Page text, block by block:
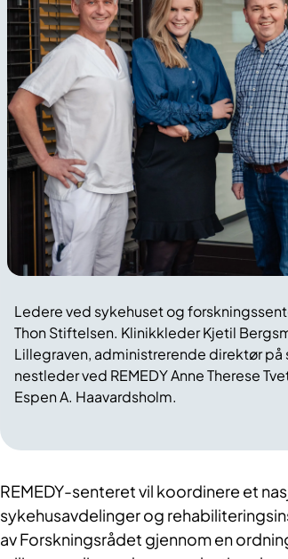
Ledere ved sykehuset og
Thon Stiftelsen. Klinikkleder Kjetil
Lillegraven, administrerende direktør på
nestleder ved REMEDY Anne Therese
Espen A. Haavardsholm.
REMEDY-senteret vil koordinere et
sykehusavdelinger og
av Forskningsrådet gjennom en